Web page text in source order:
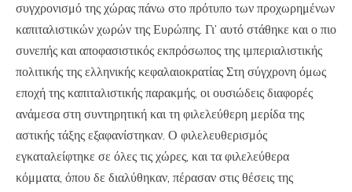
συγχρονισμό της χώρας πάνω στο πρότυπο των προχωρημένων
καπιταλιστικών χωρών της Ευρώπης. Γι’ αυτό στάθηκε και ο πιο
συνεπής και αποφασιστικός εκπρόσωπος της ιμπεριαλιστικής
πολιτικής της ελληνικής κεφαλαιοκρατίας Στη σύγχρονη όμως
εποχή της καπιταλιστικής παρακμής, οι ουσιώδεις διαφορές
ανάμεσα στη συντηρητική και τη φιλελεύθερη μερίδα της
αστικής τάξης εξαφανίστηκαν. Ο φιλελευθερισμός
εγκαταλείφτηκε σε όλες τις χώρες, και τα φιλελεύθερα
κόμματα, όπου δε διαλύθηκαν, πέρασαν στις θέσεις της